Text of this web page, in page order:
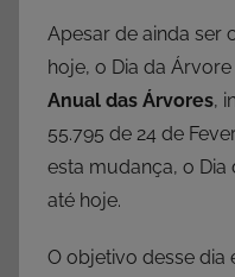
Apesar de ainda ser
hoje, o Dia da
Anual das Árvores,
55.795 de 24 de
esta mudança, o
até hoje.
O objetivo desse